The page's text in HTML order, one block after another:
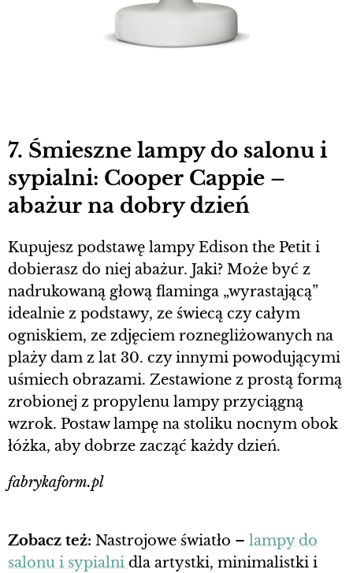
7. Śmieszne lampy do salonu i
sypialni: Cooper Cappie –
abażur na dobry dzień
Kupujesz podstawę lampy Edison the Petit i
dobierasz do niej abażur. Jaki? Może być z
nadrukowaną głową flaminga „wyrastającą”
idealnie z podstawy, ze świecą czy całym
ogniskiem, ze zdjęciem roznegliżowanych na
plaży dam z lat 30. czy innymi powodującymi
uśmiech obrazami. Zestawione z prostą formą
zrobionej z propylenu lampy przyciągną
wzrok. Postaw lampę na stoliku nocnym obok
łóżka, aby dobrze zacząć każdy dzień.
fabrykaform.pl
Zobacz też: Nastrojowe światło – lampy do
salonu i sypialni dla artystki, minimalistki i